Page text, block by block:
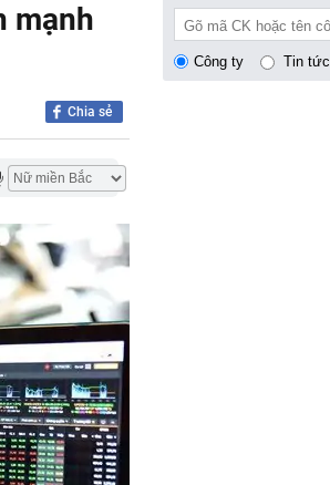
mạnh
Chia sẻ
Công ty Tin tức